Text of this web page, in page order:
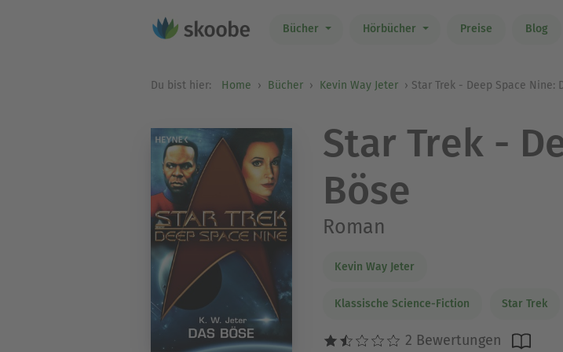
Bücher Hörbücher Preise Blog
Du bist hier: Home Bücher Kevin Way Jeter Star Trek - Deep Space Nine:
Star Trek -
Böse
Roman
Kevin Way Jeter
Klassische Science-Fiction Star Trek
2 Bewertungen